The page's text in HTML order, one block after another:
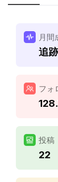
月間
追
フォ
投稿
22